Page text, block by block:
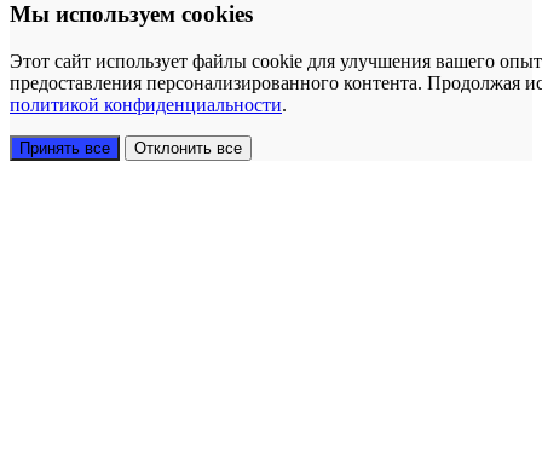
Мы используем cookies
Этот сайт использует файлы cookie для улучшения вашего
предоставления персонализированного контента. Продолжая
политикой конфиденциальности.
Принять все Отклонить все